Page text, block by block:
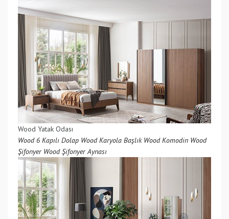
Wood Yatak Odası
Wood 6 Kapılı Dolap Wood Karyola Başlık Wood Komodin Wood
Şifonyer Wood Şifonyer Aynası